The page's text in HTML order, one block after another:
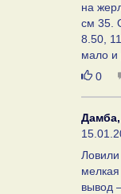
на
см 35.
8.50,
мало и
0
вывод